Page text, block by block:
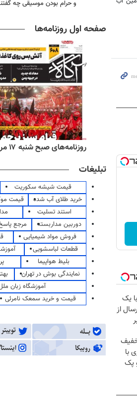
یک
از
با
پک
و حرام بودن موسیقی چه
صفحه اول روزنامه‌ها
روزنامه‌های صبح شنبه ۱۷ مرداد ۱۴۰۵
تبلیغات
قیمت شیشه سکوریت
خرید طلای آب شده
قیمت
استند تسلیت
دوربین مداربسته
مرجع
فروش مواد شیمیایی
قطعات لباسشویی
بلیط هواپیما
نمایندگی بوش در تهران
آموزشگاه زبان
قیمت و خرید سمعک نامرئی